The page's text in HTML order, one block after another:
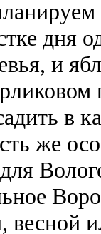
дня
и
в
же
весной